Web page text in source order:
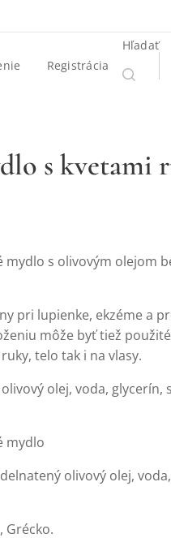
Registrácia
Hľadať
s kvetami
mydlo s olivovým olejom
pri lupienke, ekzéme a
môže byť tiež
telo tak i na vlasy.
olej, voda, glycerín,
mydlo
olivový olej, voda,
Grécko.